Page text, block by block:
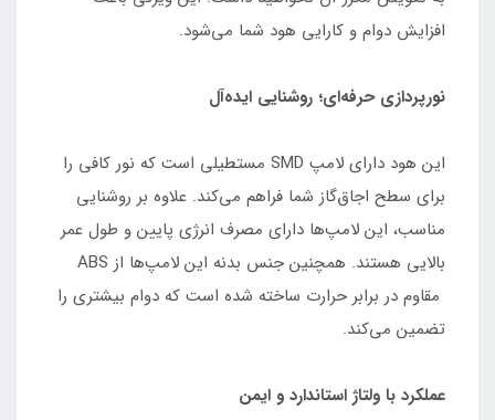
افزایش دوام و کارایی هود شما می‌شود.
نورپردازی حرفه‌ای؛ روشنایی ایده‌آل
این هود دارای لامپ SMD مستطیلی است که نور کافی را
برای سطح اجاق‌گاز شما فراهم می‌کند. علاوه بر روشنایی
مناسب، این لامپ‌ها دارای مصرف انرژی پایین و طول عمر
بالایی هستند. همچنین جنس بدنه این لامپ‌ها از ABS
مقاوم در برابر حرارت ساخته شده است که دوام بیشتری را
تضمین می‌کند.
عملکرد با ولتاژ استاندارد و ایمن